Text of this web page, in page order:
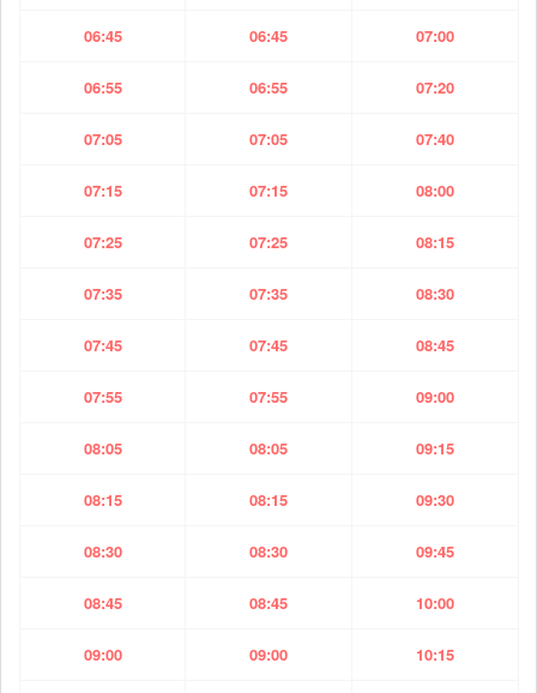
06:45 06:45 07:00
06:55 06:55 07:20
07:05 07:05 07:40
07:15 07:15 08:00
07:25 07:25 08:15
07:35 07:35 08:30
07:45 07:45 08:45
07:55 07:55 09:00
08:05 08:05 09:15
08:15 08:15 09:30
08:30 08:30 09:45
08:45 08:45 10:00
09:00 09:00 10:15